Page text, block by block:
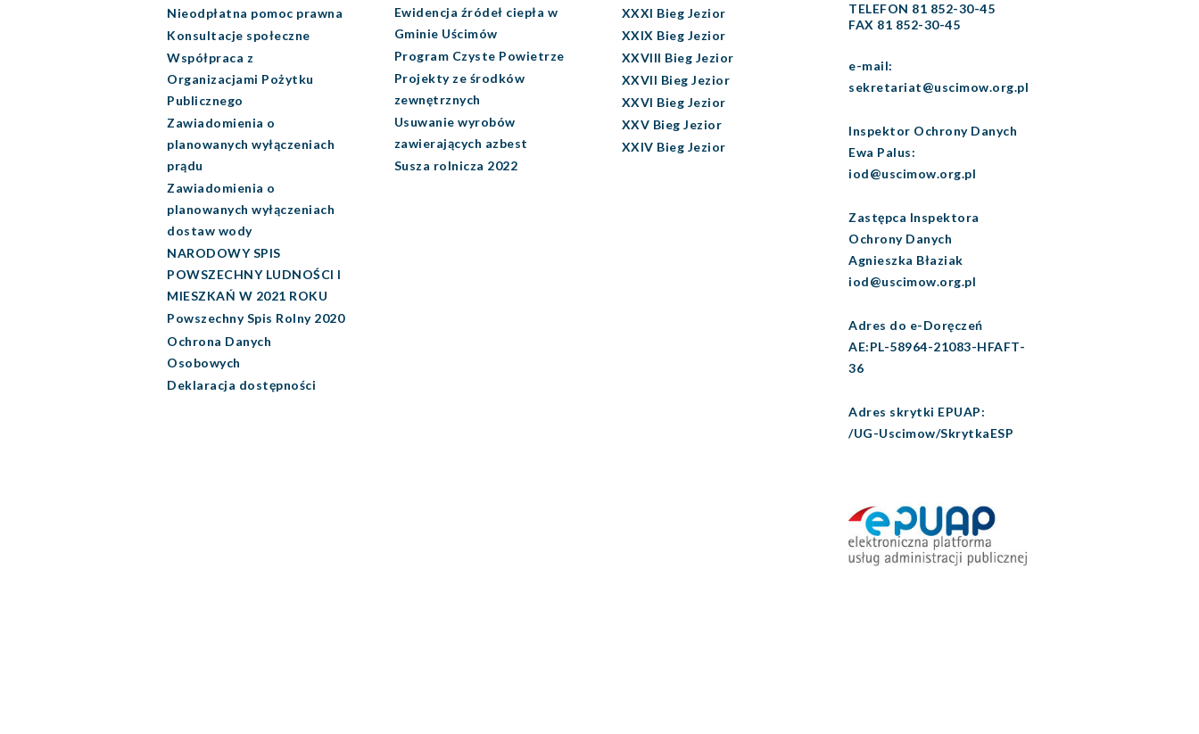
Nieodpłatna pomoc prawna
Konsultacje społeczne
Współpraca z
Organizacjami Pożytku
Publicznego
Zawiadomienia o
planowanych wyłączeniach
prądu
Zawiadomienia o
planowanych wyłączeniach
dostaw wody
NARODOWY SPIS
POWSZECHNY LUDNOŚCI I
MIESZKAŃ W 2021 ROKU
Powszechny Spis Rolny 2020
Ochrona Danych
Osobowych
Deklaracja dostępności
Ewidencja źródeł ciepła w
Gminie Uścimów
Program Czyste Powietrze
Projekty ze środków
zewnętrznych
Usuwanie wyrobów
zawierających azbest
Susza rolnicza 2022
XXXI Bieg Jezior
XXIX Bieg Jezior
XXVIII Bieg Jezior
XXVII Bieg Jezior
XXVI Bieg Jezior
XXV Bieg Jezior
XXIV Bieg Jezior
TELEFON 81 852-30-45
FAX 81 852-30-45
e-mail:
sekretariat@uscimow.org.pl
Inspektor Ochrony Danych
Ewa Palus:
iod@uscimow.org.pl
Zastępca Inspektora
Ochrony Danych
Agnieszka Błaziak
iod@uscimow.org.pl
Adres do e-Doręczeń
AE:PL-58964-21083-HFAFT-
36
Adres skrytki EPUAP:
/UG-Uscimow/SkrytkaESP